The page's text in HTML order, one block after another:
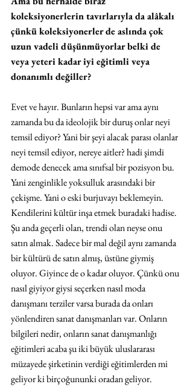
koleksiyonerlerin tavırlarıyla da alâkalı
çünkü koleksiyonerler de aslında çok
uzun vadeli düşünmüyorlar belki de
veya yeteri kadar iyi eğitimli veya
donanımlı değiller?
Evet ve hayır. Bunların hepsi var ama aynı
zamanda bu da ideolojik bir duruş onlar neyi
temsil ediyor? Yani bir şeyi alacak parası olanlar
neyi temsil ediyor, nereye aitler? hadi şimdi
demode denecek ama sınıfsal bir pozisyon bu.
Yani zenginlikle yoksulluk arasındaki bir
çekişme. Yani o eski burjuvayı beklemeyin.
Kendilerini kültür inşa etmek buradaki hadise.
Şu anda geçerli olan, trendi olan neyse onu
satın almak. Sadece bir mal değil aynı zamanda
bir kültürü de satın almış, üstüne giymiş
oluyor. Giyince de o kadar oluyor. Çünkü onu
nasıl giyiyor giysi seçerken nasıl moda
danışmanı terziler varsa burada da onları
yönlendiren sanat danışmanları var. Onların
bilgileri nedir, onların sanat danışmanlığı
eğitimleri acaba şu iki büyük uluslararası
müzayede şirketinin verdiği eğitimlerden mi
geliyor ki birçoğununki oradan geliyor.